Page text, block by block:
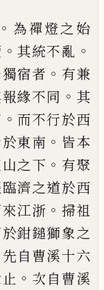
。 為禪燈之始
。其統不亂 。
宿者 。 有兼
緣不同 。 其
。 而不行於西
東南 。 皆本
之下 。 有聚
濟之道於西
來江浙 。 掃祖
鉗鎚獅象之
先自曹溪十六
。 次自曹溪